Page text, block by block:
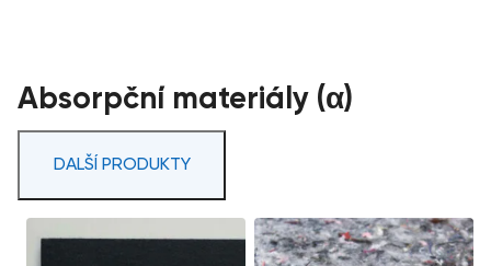
Absorpční materiály (α)
DALŠÍ PRODUKTY